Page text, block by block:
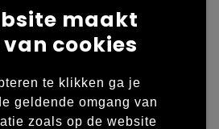
tassen
maakt
cookies
te klikken ga je
geldende omgang van
zoals op de website